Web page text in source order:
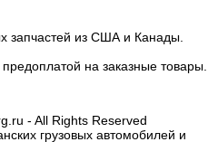
запчастей из США и Канады.
на заказные товары.
- All Rights Reserved
грузовых автомобилей и